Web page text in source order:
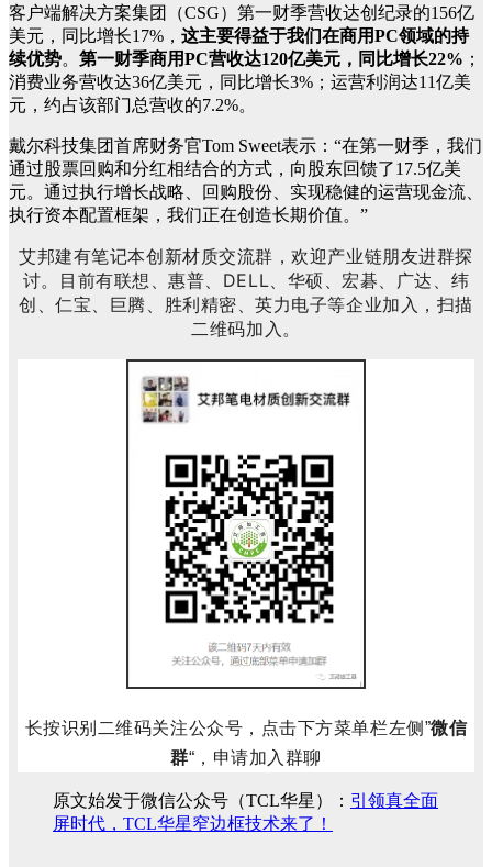
客户端解决方案集团（CSG）第一财季营收达创纪录的156亿
美元，同比增长17%， 这主要得益于我们在商用PC领域的持
续优势。 第一财季商用PC营收达120亿美元，同比增长22% ；
消费业务营收达36亿美元，同比增长3%；运营利润达11亿美
元，约占该部门总营收的7.2%。
戴尔科技集团首席财务官Tom Sweet表示：“在第一财季，我们
通过股票回购和分红相结合的方式，向股东回馈了17.5亿美
元。通过执行增长战略、回购股份、实现稳健的运营现金流、
执行资本配置框架，我们正在创造长期价值。”
艾邦建有笔记本创新材质交流群，欢迎产业链朋友进群探
讨。目前有联想、惠普、DELL、华硕、宏碁、广达、纬
创、仁宝、巨腾、胜利精密、英力电子等企业加入，扫描
二维码加入。
长按识别二维码关注公众号，点击下方菜单栏左侧”微信
群“，申请加入群聊
原文始发于微信公众号（TCL华星）： 引领真全面
屏时代，TCL华星窄边框技术来了！